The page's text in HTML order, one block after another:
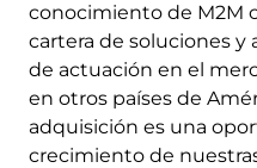
conocimiento de M2M
cartera de soluciones y
de actuación en el
en otros países de
adquisición es una
crecimiento de